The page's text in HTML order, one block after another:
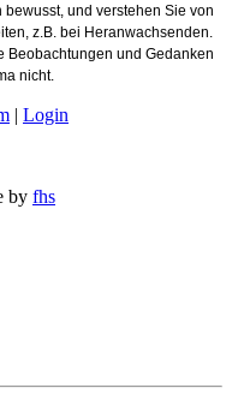
und verstehen Sie von
z.B. bei Heranwachsenden.
Beobachtungen und Gedanken
nicht.
| Login
by fhs